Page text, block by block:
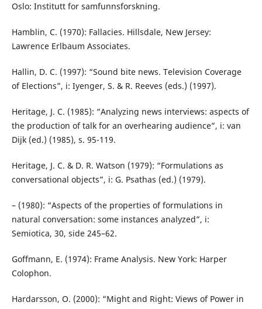
Oslo: Institutt for samfunnsforskning.
Hamblin, C. (1970): Fallacies. Hillsdale, New Jersey:
Lawrence Erlbaum Associates.
Hallin, D. C. (1997): “Sound bite news. Television Coverage
of Elections”, i: Iyenger, S. & R. Reeves (eds.) (1997).
Heritage, J. C. (1985): “Analyzing news interviews: aspects of
the production of talk for an overhearing audience”, i: van
Dijk (ed.) (1985), s. 95-119.
Heritage, J. C. & D. R. Watson (1979): “Formulations as
conversational objects”, i: G. Psathas (ed.) (1979).
– (1980): “Aspects of the properties of formulations in
natural conversation: some instances analyzed”, i:
Semiotica, 30, side 245–62.
Goffmann, E. (1974): Frame Analysis. New York: Harper
Colophon.
Hardarsson, O. (2000): “Might and Right: Views of Power in